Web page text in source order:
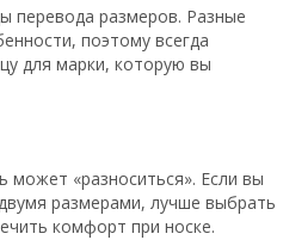
перевода размеров. Разные
поэтому всегда
для марки, которую вы
«разноситься». Если вы
размерами, лучше выбрать
комфорт при носке.